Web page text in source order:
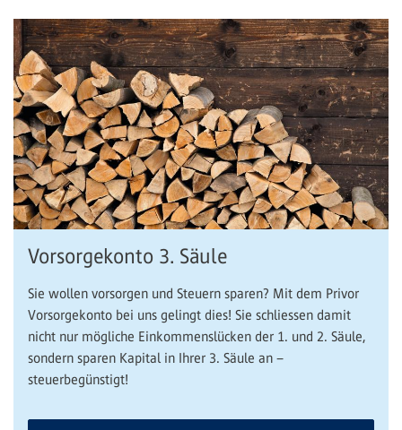
Vorsorgekonto 3. Säule
Sie wollen vorsorgen und Steuern sparen? Mit dem Privor
Vorsorgekonto bei uns gelingt dies! Sie schliessen damit
nicht nur mögliche Einkommenslücken der 1. und 2. Säule,
sondern sparen Kapital in Ihrer 3. Säule an –
steuerbegünstigt!